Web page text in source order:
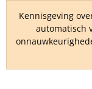
Kennisgeving
automatisch